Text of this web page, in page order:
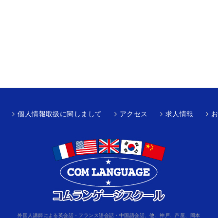
個人情報取扱に関しまして アクセス 求人情報
外国人講師による英会話・フランス語会話・中国語会話、他、神戸、芦屋、岡本